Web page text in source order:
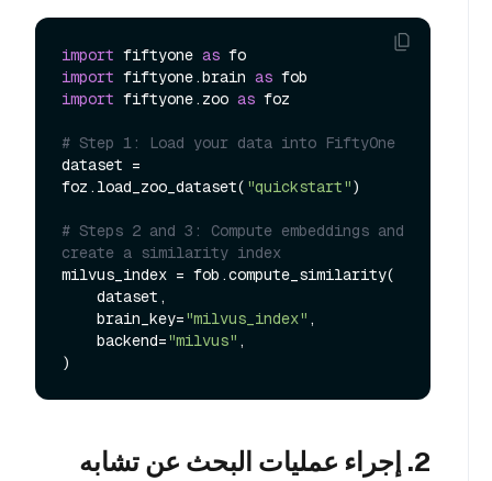
import fiftyone as
import fiftyone.brain as
import fiftyone.zoo as foz
# Step 1: Load your data into FiftyOne
dataset =
foz.load_zoo_dataset( "quickstart")
# Steps 2 and 3: Compute embeddings and
create a similarity index
milvus_index = fob.compute_similarity(
    brain_key=
"milvus_index" ,
    backend=
"milvus" ,
2. إجراء عمليات البحث عن تشابه